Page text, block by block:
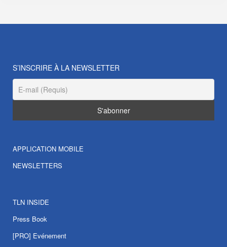
S’INSCRIRE À LA NEWSLETTER
APPLICATION MOBILE
NEWSLETTERS
TLN INSIDE
Press Book
[PRO] Evénement